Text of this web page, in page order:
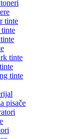
tinte
tinte
tinte
pisače